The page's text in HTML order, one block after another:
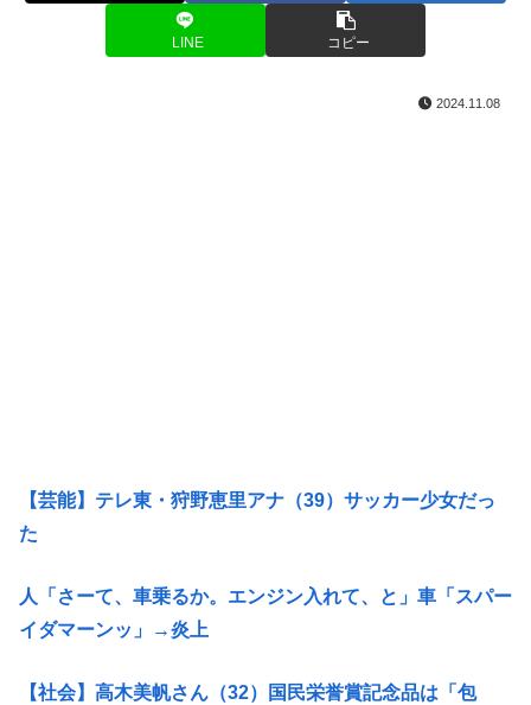
LINE コピー
2024.11.08
【芸能】テレ東・狩野恵里アナ（39）サッカー少女だっ
た
人「さーて、車乗るか。エンジン入れて、と」車「スパー
イダマーンッ」→炎上
【社会】高木美帆さん（32）国民栄誉賞記念品は「包